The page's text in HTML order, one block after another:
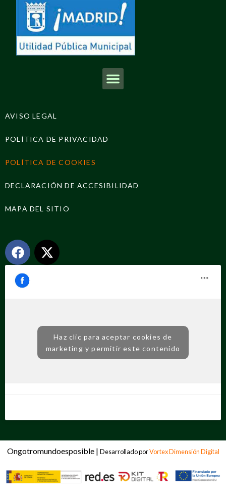
AVISO LEGAL
POLÍTICA DE PRIVACIDAD
POLÍTICA DE COOKIES
DECLARACIÓN DE ACCESIBILIDAD
MAPA DEL SITIO
Haz clic para aceptar cookies de
marketing y permitir este contenido
Ongotromundoesposible | Desarrollado porVortex Dimensión Digital